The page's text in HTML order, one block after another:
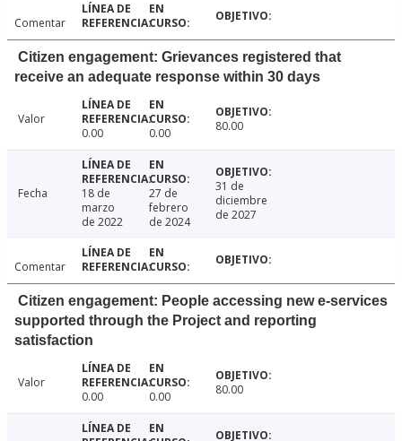
Comentar
Citizen engagement: Grievances registered that
receive an adequate response within 30 days
Valor
0.00
0.00 80.00
Fecha
18 de
marzo
de 2022
27 de
febrero
de 2024
31 de
diciembre
de 2027
Comentar
Citizen engagement: People accessing new e-services
supported through the Project and reporting
satisfaction
Valor
0.00
0.00 80.00